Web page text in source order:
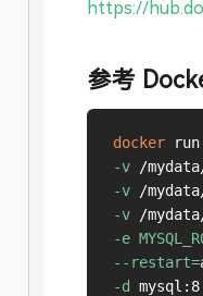
https://
参考
docker
-v /
-v /
-v /
-e
--restart=
-d